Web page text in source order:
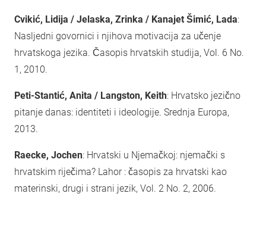
Cvikić, Lidija / Jelaska, Zrinka / Kanajet Šimić, Lada:
Nasljedni govornici i njihova motivacija za učenje
hrvatskoga jezika. Časopis hrvatskih studija, Vol. 6 No.
1, 2010.
Peti-Stantić, Anita / Langston, Keith: Hrvatsko jezično
pitanje danas: identiteti i ideologije. Srednja Europa,
2013.
Raecke, Jochen: Hrvatski u Njemačkoj: njemački s
hrvatskim riječima? Lahor : časopis za hrvatski kao
materinski, drugi i strani jezik, Vol. 2 No. 2, 2006.